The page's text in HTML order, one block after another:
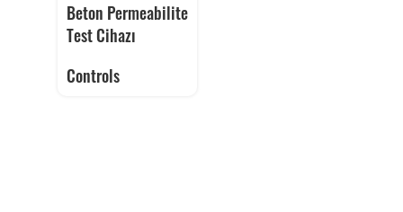
Beton Permeabilite
Test Cihazı
Controls